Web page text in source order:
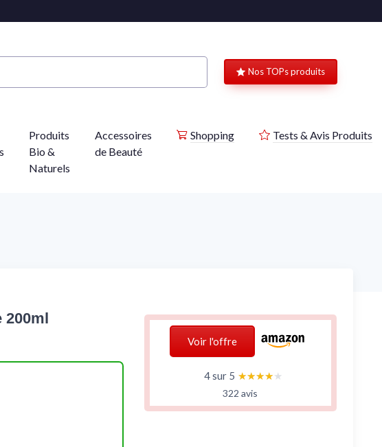
Nos TOPs produits
Produits
Bio &
Naturels
Accessoires
de Beauté
Shopping Tests & Avis Produits
Voir l'offre
4 sur 5 ★★★★★
★★★★★
322 avis
200ml